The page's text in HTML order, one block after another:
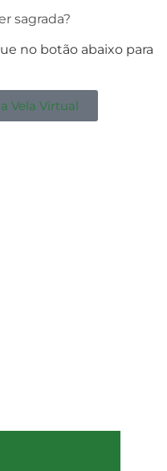
sagrada?
no botão abaixo para
Vela Virtual